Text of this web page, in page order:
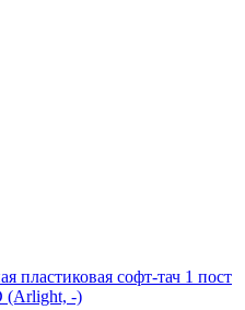
пластиковая софт-тач 1 пост
(Arlight, -)